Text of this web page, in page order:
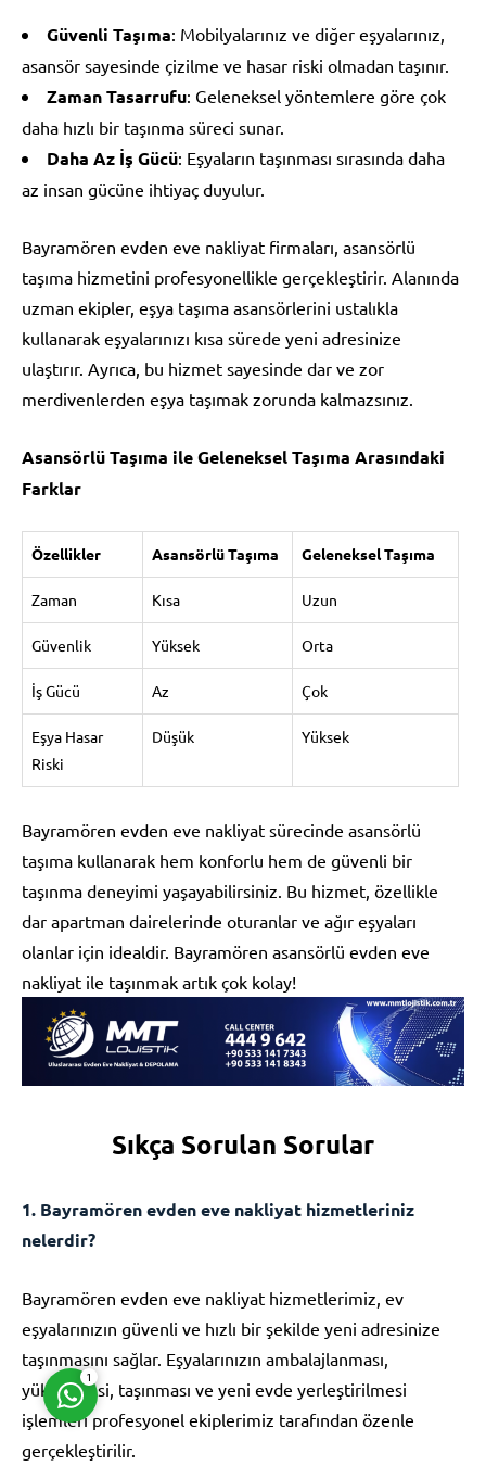
Güvenli Taşıma: Mobilyalarınız ve diğer eşyalarınız,
asansör sayesinde çizilme ve hasar riski olmadan taşınır.
Zaman Tasarrufu: Geleneksel yöntemlere göre çok
daha hızlı bir taşınma süreci sunar.
Daha Az İş Gücü: Eşyaların taşınması sırasında daha
az insan gücüne ihtiyaç duyulur.
Bayramören evden eve nakliyat firmaları, asansörlü
taşıma hizmetini profesyonellikle gerçekleştirir. Alanında
uzman ekipler, eşya taşıma asansörlerini ustalıkla
kullanarak eşyalarınızı kısa sürede yeni adresinize
ulaştırır. Ayrıca, bu hizmet sayesinde dar ve zor
merdivenlerden eşya taşımak zorunda kalmazsınız.
Asansörlü Taşıma ile Geleneksel Taşıma Arasındaki
Farklar
Özellikler Asansörlü Taşıma Geleneksel Taşıma
Zaman Kısa Uzun
Güvenlik Yüksek Orta
İş Gücü Az Çok
Eşya Hasar
Riski
Düşük Yüksek
Bayramören evden eve nakliyat sürecinde asansörlü
taşıma kullanarak hem konforlu hem de güvenli bir
taşınma deneyimi yaşayabilirsiniz. Bu hizmet, özellikle
dar apartman dairelerinde oturanlar ve ağır eşyaları
olanlar için idealdir. Bayramören asansörlü evden eve
nakliyat ile taşınmak artık çok kolay!
Sıkça Sorulan Sorular
1. Bayramören evden eve nakliyat hizmetleriniz
nelerdir?
Bayramören evden eve nakliyat hizmetlerimiz, ev
eşyalarınızın güvenli ve hızlı bir şekilde yeni adresinize
taşınmasını sağlar. Eşyalarınızın ambalajlanması,
yüklenmesi, taşınması ve yeni evde yerleştirilmesi
işlemleri profesyonel ekiplerimiz tarafından özenle
gerçekleştirilir.
Müşteri Temsilcisi
Cevap Yaz
1